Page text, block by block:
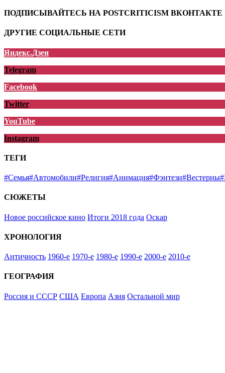
ПОДПИСЫВАЙТЕСЬ НА POSTCRITICISM ВКОНТАКТЕ
ДРУГИЕ СОЦИАЛЬНЫЕ СЕТИ
Яндекс.Дзен
Telegram
Facebook
Twitter
YouTube
Instagram
ТЕГИ
#Семья#Автомобили#Религия#Анимация#Фэнтези#Вестерны
СЮЖЕТЫ
Новое российское кино Итоги 2018 года Оскар
ХРОНОЛОГИЯ
Античность 1960-е 1970-е 1980-е 1990-е 2000-е 2010-е
ГЕОГРАФИЯ
Россия и СССР США Европа Азия Остальной мир